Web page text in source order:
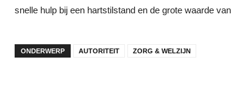
snelle hulp bij een hartstilstand en de grote waarde
ONDERWERP AUTORITEIT ZORG & WELZIJN